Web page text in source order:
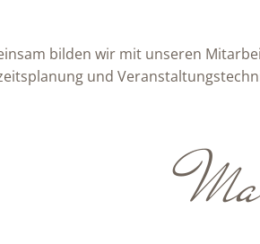
bilden wir mit unseren
und